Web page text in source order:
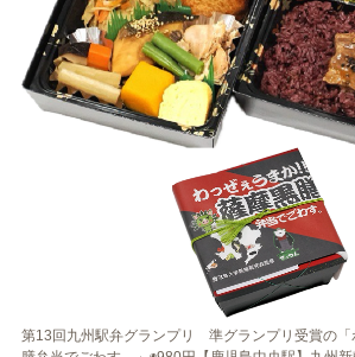
第13回九州駅弁グランプリ 準グランプリ受賞の「